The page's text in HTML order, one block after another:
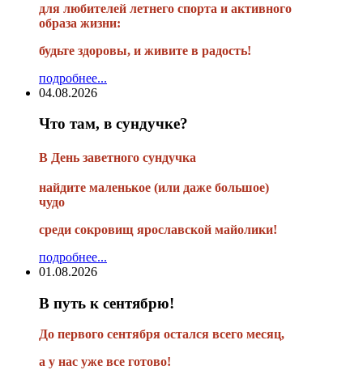
для любителей летнего спорта и активного
образа жизни:
будьте здоровы, и живите в радость!
подробнее...
04.08.2026
Что там, в сундучке?
В День заветного сундучка
найдите маленькое (или даже большое)
чудо
среди сокровищ ярославской майолики!
подробнее...
01.08.2026
В путь к сентябрю!
До первого сентября остался всего месяц,
а у нас уже все готово!